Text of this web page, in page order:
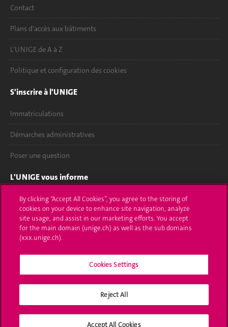
Contact
Plans d'accès aux bâtiments
L'UNIGE de A à Z
Politique et configuration des cookies
S'inscrire à l'UNIGE
Immatriculations
Démarches administratives
Poser une question
L'UNIGE vous informe
UNIGE Mobile
Médias
Offres d'emploi
Calendrier académique
Médias sociaux UNIGE
By clicking “Accept All Cookies”, you agree to the storing of
cookies on your device to enhance site navigation, analyze
site usage, and assist in our marketing efforts. You accept
for the main domain (unige.ch) as well as the sub domains
(xxx.unige.ch).
Cookies Settings
Reject All
Accept All Cookies